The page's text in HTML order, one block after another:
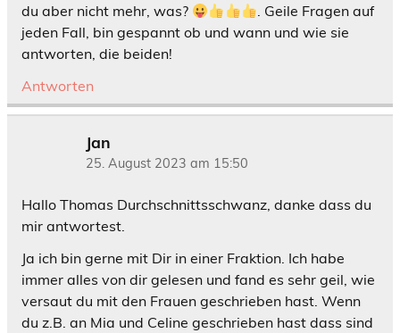
du aber nicht mehr, was?
. Geile Fragen auf
jeden Fall, bin gespannt ob und wann und wie sie
antworten, die beiden!
Antworten
Jan
25. August 2023 am 15:50
Hallo Thomas Durchschnittsschwanz, danke dass du
mir antwortest.
Ja ich bin gerne mit Dir in einer Fraktion. Ich habe
immer alles von dir gelesen und fand es sehr geil, wie
versaut du mit den Frauen geschrieben hast. Wenn
du z.B. an Mia und Celine geschrieben hast dass sind